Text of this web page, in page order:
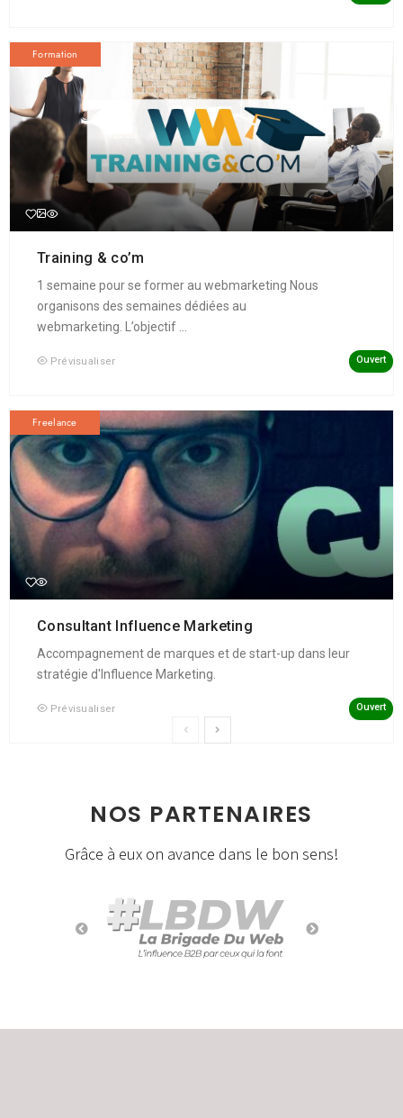
Formation
Training & co’m
1 semaine pour se former au webmarketing Nous
organisons des semaines dédiées au
webmarketing. L’objectif ...
Prévisualiser Ouvert
Freelance
Consultant Influence Marketing
Accompagnement de marques et de start-up dans leur
stratégie d'Influence Marketing.
Prévisualiser Ouvert
NOS PARTENAIRES
Grâce à eux on avance dans le bon sens!